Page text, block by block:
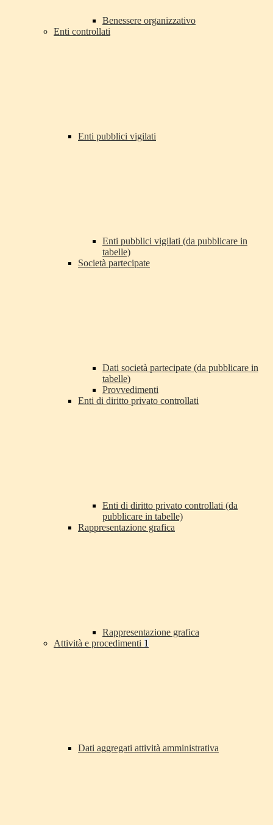
Benessere organizzativo
Enti controllati
Enti pubblici vigilati
Enti pubblici vigilati (da pubblicare in
tabelle)
Società partecipate
Dati società partecipate (da pubblicare in
tabelle)
Provvedimenti
Enti di diritto privato controllati
Enti di diritto privato controllati (da
pubblicare in tabelle)
Rappresentazione grafica
Rappresentazione grafica
Attività e procedimenti 1
Dati aggregati attività amministrativa